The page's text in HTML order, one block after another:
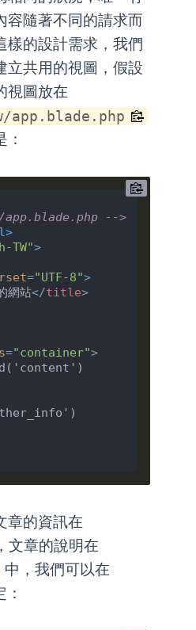
容隨著不同的請求而
樣的設計需求，我們
立共用的視圖，假設
視圖放在
app.blade.php
app.blade.php -->
>
TW">
="UTF-8">
網站</title>
="container">
章的資訊在
文章的說明在
中，我們可以在